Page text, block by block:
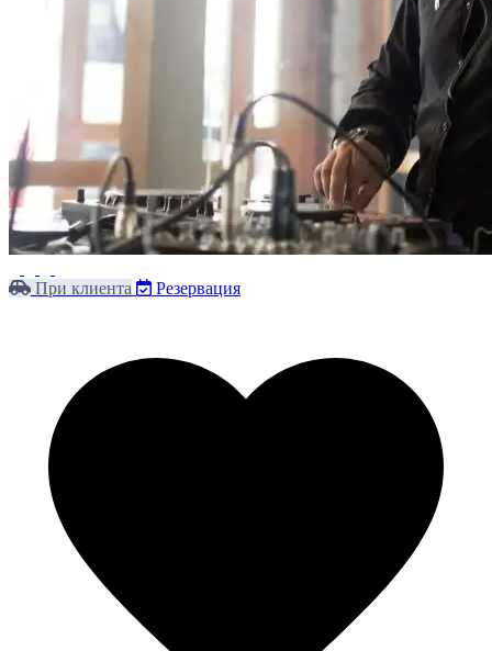
При клиента Резервация